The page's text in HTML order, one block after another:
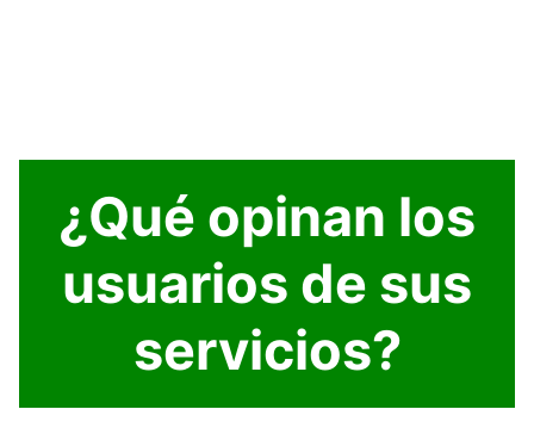
¿Qué opinan los
usuarios de sus
servicios?